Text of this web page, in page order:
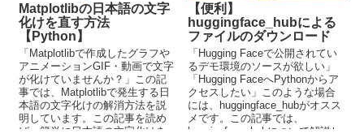
Matplotlibの日本語の文字
化けを直す方法
【Python】
「Matplotlibで作成したグラフや
アニメーションGIF・動画で文字
が化けていませんか？」この記
事では、Matplotlibで発生する日
本語の文字化けの解消方法を説
明しています。この記事を読め
ば、簡単に日本語の文字化けを
【便利】
huggingface_hubによる
ファイルのダウンロード
「Hugging Faceで公開されてい
るデモ環境のソースが欲しい」
「Hugging FaceへPythonからア
クセスしたい」このような場合
には、huggingface_hubがオスス
メです。この記事では、
huggingface_hubについて解説し